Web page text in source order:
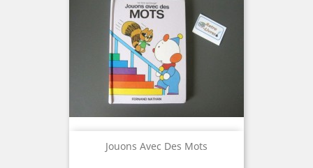
Jouons Avec Des Mots